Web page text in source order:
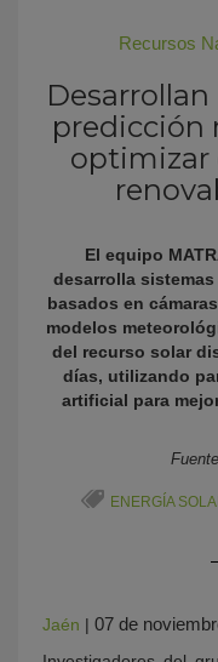
Recursos
predicción
optimizar
El equipo
desarrolla
basados en
modelos
del recurso solar
días, utilizando
artificial para
ENERGÍA
Jaén | 07 de